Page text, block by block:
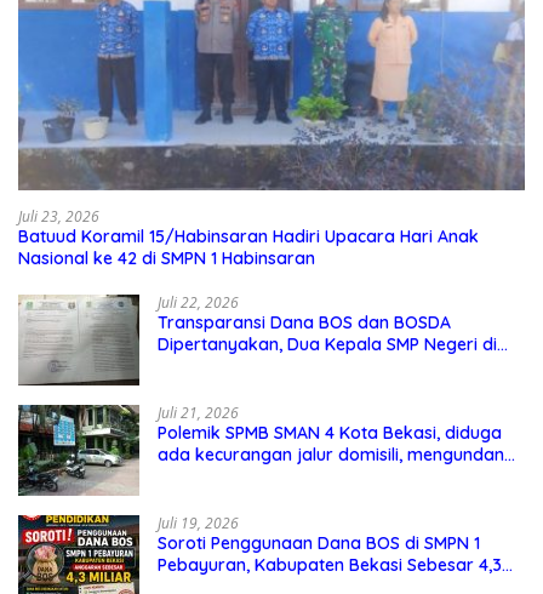
Juli 23, 2026
Batuud Koramil 15/Habinsaran Hadiri Upacara Hari Anak
Nasional ke 42 di SMPN 1 Habinsaran
Juli 22, 2026
Transparansi Dana BOS dan BOSDA
Dipertanyakan, Dua Kepala SMP Negeri di
Juli 21, 2026
Polemik SPMB SMAN 4 Kota Bekasi, diduga
ada kecurangan jalur domisili, mengundang
Juli 19, 2026
Soroti Penggunaan Dana BOS di SMPN 1
Pebayuran, Kabupaten Bekasi Sebesar 4,3